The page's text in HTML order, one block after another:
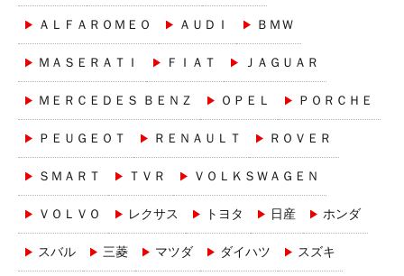
ＡＬＦＡＲＯＭＥＯ ＡＵＤＩ ＢＭＷ
ＭＡＳＥＲＡＴＩ ＦＩＡＴ ＪＡＧＵＡＲ
ＭＥＲＣＥＤＥＳ ＢＥＮＺ ＯＰＥＬ ＰＯＲＣＨＥ
ＰＥＵＧＥＯＴ ＲＥＮＡＵＬＴ ＲＯＶＥＲ
ＳＭＡＲＴ ＴＶＲ ＶＯＬＫＳＷＡＧＥＮ
ＶＯＬＶＯ レクサス トヨタ 日産 ホンダ
スバル 三菱 マツダ ダイハツ スズキ